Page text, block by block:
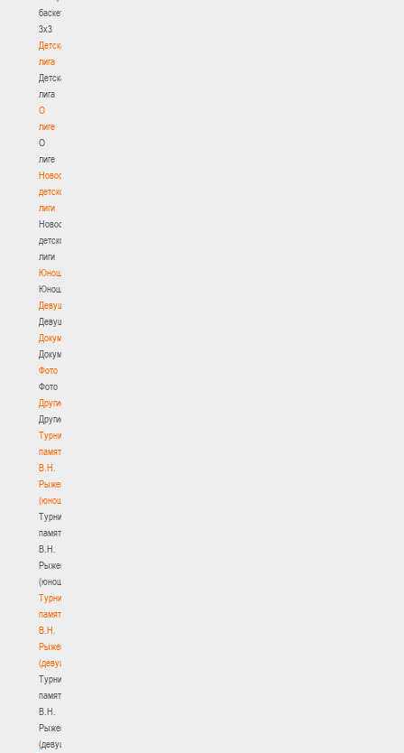
баскетбола
3х3
Детская
лига
Детская
лига
О
лиге
О
лиге
Новости
детской
лиги
Новости
детской
лиги
Юноши
Юноши
Девушки
Девушки
Документы
Документы
Фото
Фото
Другие
Другие
Турнир
памяти
В.Н.
Рыженкова
(юноши)
Турнир
памяти
В.Н.
Рыженкова
(юноши)
Турнир
памяти
В.Н.
Рыженкова
(девушки)
Турнир
памяти
В.Н.
Рыженкова
(девушки)